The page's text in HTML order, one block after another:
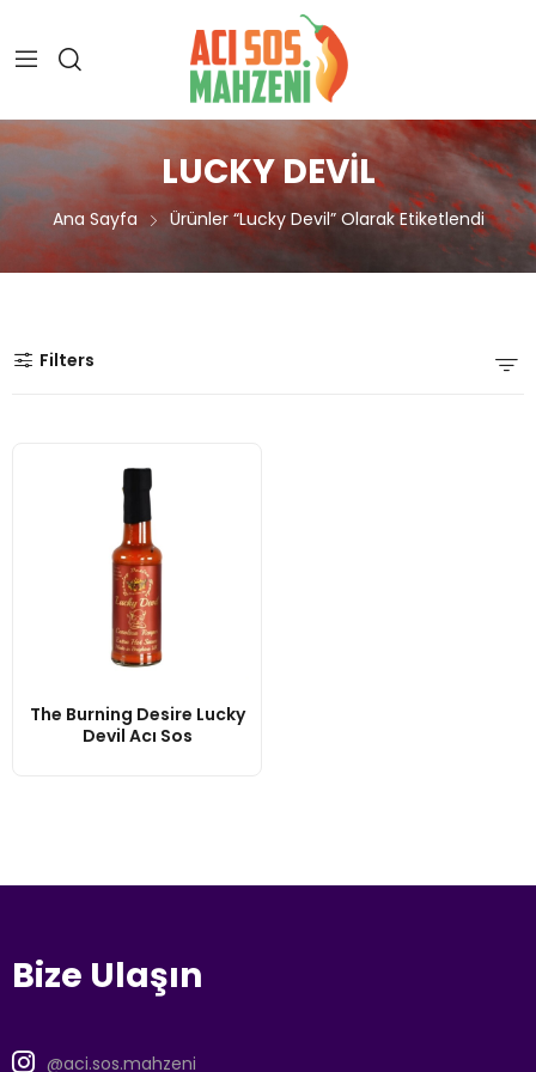
LUCKY DEVIL
Ana Sayfa Ürünler “lucky Devil” Olarak Etiketlendi
Filters
The Burning Desire Lucky
Devil Acı Sos
Bize Ulaşın
@aci.sos.mahzeni